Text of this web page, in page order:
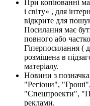
При копіюванні
і світу» , для
відкрите для
Посилання має
повного або
Гіперпосилання (
розміщена в
матеріалу.
Новини з
"Регіони",
"Спецпроекти",
реклами.